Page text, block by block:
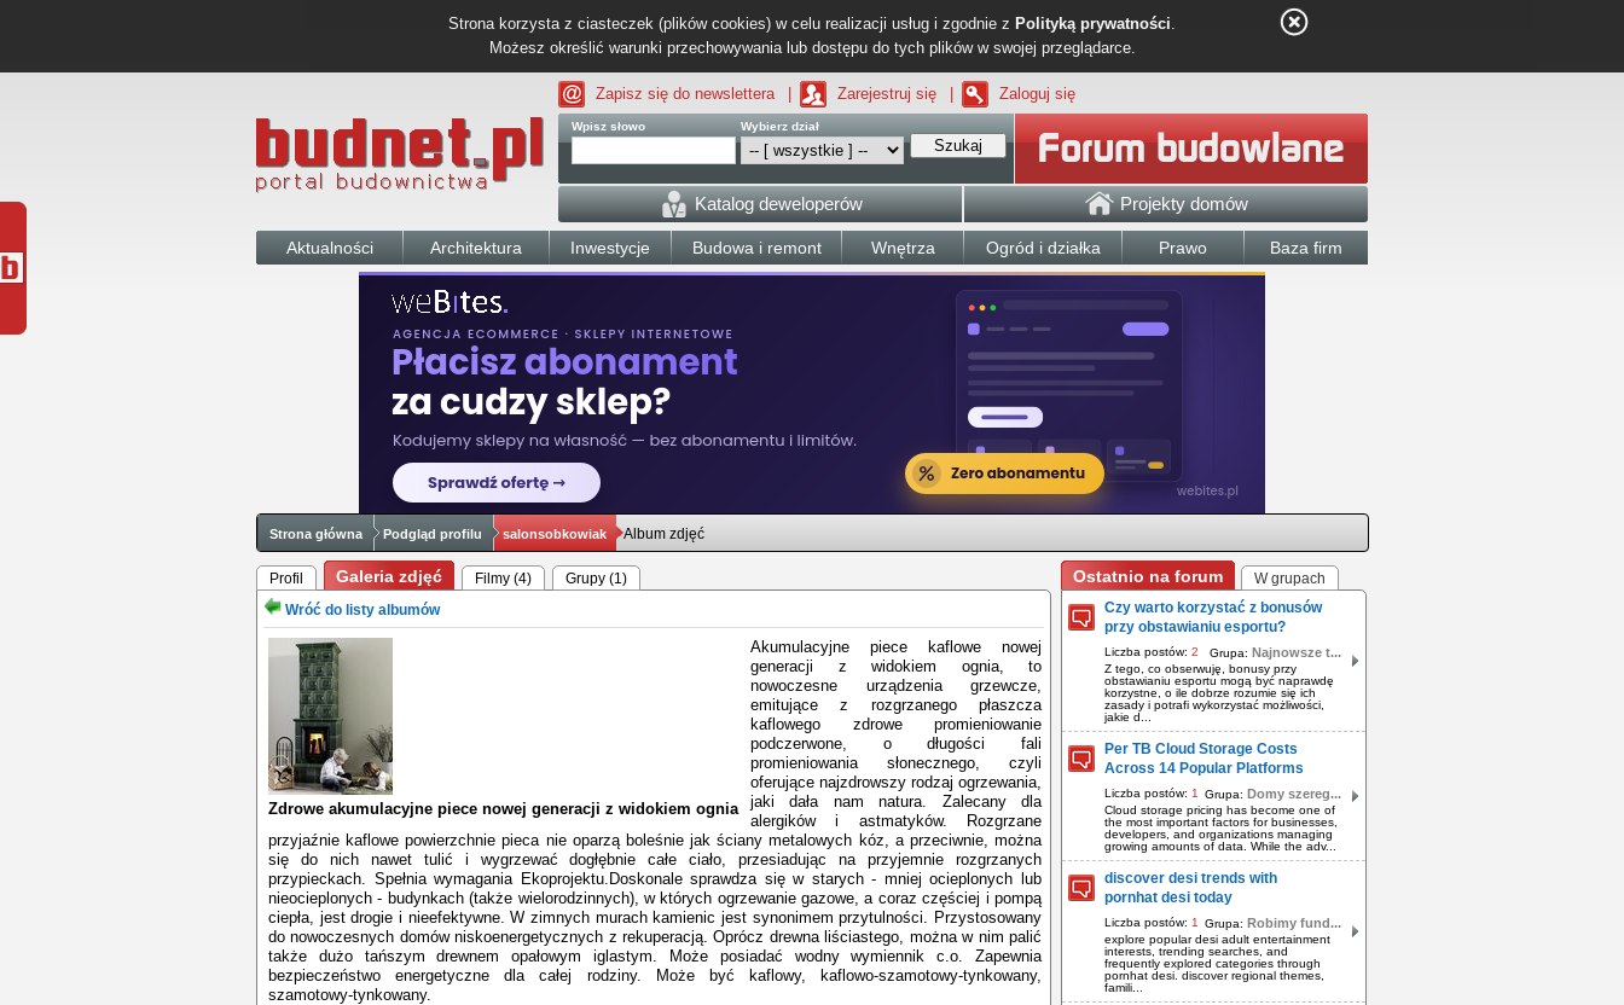
Strona korzysta z ciasteczek (plików cookies) w celu realizacji usług i zgodnie z Polityką prywatności.
Możesz określić warunki przechowywania lub dostępu do tych plików w swojej przeglądarce.
Zapisz się do newslettera Zarejestruj się Zaloguj się
Wpisz słowo Wybierz dział
Szukaj
Katalog deweloperów Projekty domów
Aktualności Architektura Inwestycje Budowa i remont Wnętrza Ogród i działka Prawo Baza firm
Strona główna Podgląd profilu salonsobkowiak Album zdjęć
Profil Galeria zdjęć Filmy (4)
Grupy (1)
Wróć do listy albumów
Zdrowe akumulacyjne piece nowej generacji z widokiem ognia
Akumulacyjne piece kaflowe nowej
generacji z widokiem ognia, to
nowoczesne urządzenia grzewcze,
emitujące z rozgrzanego płaszcza
kaflowego zdrowe promieniowanie
podczerwone, o długości fali
promieniowania słonecznego, czyli
oferujące najzdrowszy rodzaj ogrzewania,
jaki dała nam natura. Zalecany dla
alergików i astmatyków. Rozgrzane
przyjaźnie kaflowe powierzchnie pieca nie oparzą boleśnie jak ściany metalowych kóz, a przeciwnie, można
się do nich nawet tulić i wygrzewać dogłębnie całe ciało, przesiadując na przyjemnie rozgrzanych
przypieckach. Spełnia wymagania Ekoprojektu.Doskonale sprawdza się w starych - mniej ocieplonych lub
nieocieplonych - budynkach (także wielorodzinnych), w których ogrzewanie gazowe, a coraz częściej i pompą
ciepła, jest drogie i nieefektywne. W zimnych murach kamienic jest synonimem przytulności. Przystosowany
do nowoczesnych domów niskoenergetycznych z rekuperacją. Oprócz drewna liściastego, można w nim palić
także dużo tańszym drewnem opałowym iglastym. Może posiadać wodny wymiennik c.o. Zapewnia
bezpieczeństwo energetyczne dla całej rodziny. Może być kaflowy, kaflowo-szamotowy-tynkowany,
szamotowy-tynkowany.
Ostatnio na forum
W grupach
Czy warto korzystać z bonusów
przy obstawianiu esportu?
Liczba postów: 2 Grupa: Najnowsze t...
Z tego, co obserwuję, bonusy przy
obstawianiu esportu mogą być naprawdę
korzystne, o ile dobrze rozumie się ich
zasady i potrafi wykorzystać możliwości,
jakie d...
Per TB Cloud Storage Costs
Across 14 Popular Platforms
Liczba postów: 1 Grupa: Domy szereg...
Cloud storage pricing has become one of
the most important factors for businesses,
developers, and organizations managing
growing amounts of data. While the adv...
discover desi trends with
pornhat desi today
Liczba postów: 1 Grupa: Robimy fund...
explore popular desi adult entertainment
interests, trending searches, and
frequently explored categories through
pornhat desi. discover regional themes,
famili...